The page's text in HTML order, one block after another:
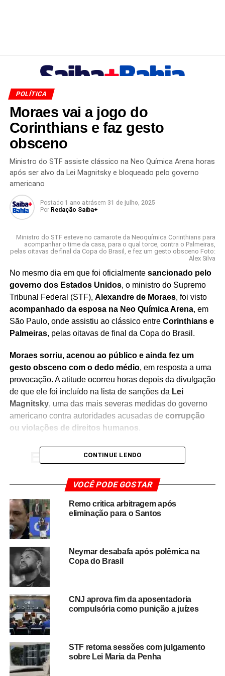
POLÍTICA
Moraes vai a jogo do
Corinthians e faz gesto
obsceno
Ministro do STF assiste clássico na Neo Química Arena horas
após ser alvo da Lei Magnitsky e bloqueado pelo governo
americano
Postado 1 ano atrásem 31 de julho, 2025
Por Redação Saiba+
Ministro do STF esteve no camarote da Neoquímica Corinthians para
acompanhar o time da casa, para o qual torce, contra o Palmeiras,
pelas oitavas de final da Copa do Brasil, e fez um gesto obsceno Foto:
Alex Silva
No mesmo dia em que foi oficialmente sancionado pelo
governo dos Estados Unidos, o ministro do Supremo
Tribunal Federal (STF), Alexandre de Moraes, foi visto
acompanhado da esposa na Neo Química Arena, em
São Paulo, onde assistiu ao clássico entre Corinthians e
Palmeiras, pelas oitavas de final da Copa do Brasil.
Moraes sorriu, acenou ao público e ainda fez um
gesto obsceno com o dedo médio, em resposta a uma
provocação. A atitude ocorreu horas depois da divulgação
de que ele foi incluído na lista de sanções da Lei
Magnitsky, uma das mais severas medidas do governo
americano contra autoridades acusadas de corrupção
ou violações de direitos humanos.
E o Ministro Alexandre
de Moraes está
presente na Neo
Química Arena para o
clássico entre
Corinthians e
Palmeiras, pela Copa
do Brasil 🏟️
🎥@FabioLazaro_
pic.twitter.com/UhtZPL2
7qB
— Trivela (@trivela)
CONTINUE LENDO
VOCÊ PODE GOSTAR
Remo critica arbitragem após
eliminação para o Santos
Neymar desabafa após polêmica na
Copa do Brasil
CNJ aprova fim da aposentadoria
compulsória como punição a juízes
STF retoma sessões com julgamento
sobre Lei Maria da Penha